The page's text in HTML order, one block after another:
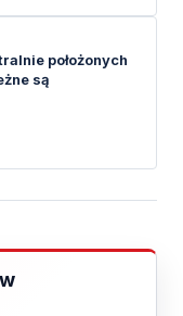
położonych
są